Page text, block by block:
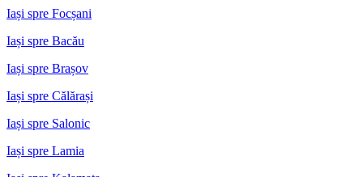
Iași spre Focșani
Iași spre Bacău
Iași spre Brașov
Iași spre Călărași
Iași spre Salonic
Iași spre Lamia